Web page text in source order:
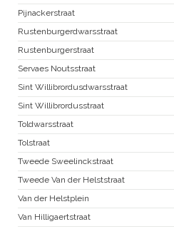
Pijnackerstraat
Rustenburgerdwarsstraat
Rustenburgerstraat
Servaes Noutsstraat
Sint Willibrordusdwarsstraat
Sint Willibrordusstraat
Toldwarsstraat
Tolstraat
Tweede Sweelinckstraat
Tweede Van der Helststraat
Van der Helstplein
Van Hilligaertstraat